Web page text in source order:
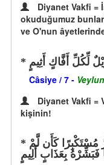
Diyanet Vakfi =
okuduğumuz
ve O'nun
لِّكُلِّ أَفَّاكٍ أَثِيمٍ
Câsiye / 7 -
Diyanet Vakfi =
kişinin!
فَبَشِّرْهُ بِعَذَابٍ أَلِيمٍ